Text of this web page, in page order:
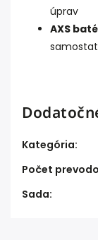
úprav
AXS
Kategória:
Počet
Sada: